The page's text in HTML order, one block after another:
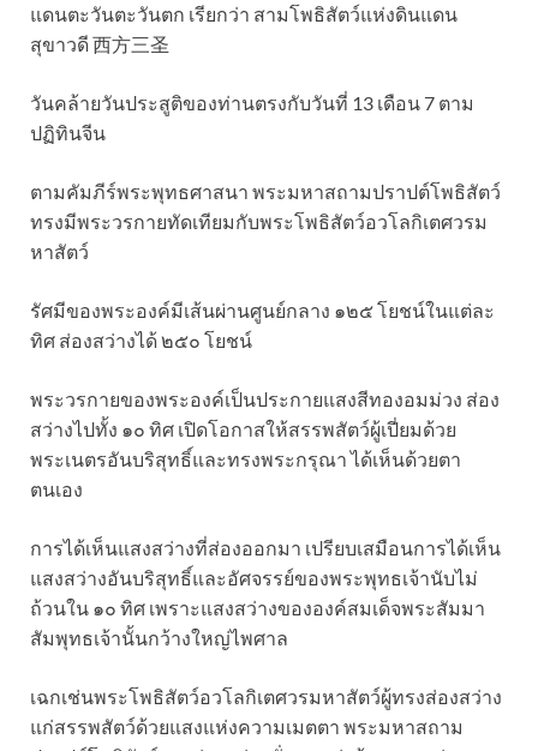
แดนตะวันตะวันตก เรียกว่า สามโพธิสัตว์แห่งดินแดน
สุขาวดี 西方三圣
วันคล้ายวันประสูติของท่านตรงกับวันที่ 13 เดือน 7 ตาม
ปฏิทินจีน
ตามคัมภีร์พระพุทธศาสนา พระมหาสถามปราปต์โพธิสัตว์
ทรงมีพระวรกายทัดเทียมกับพระโพธิสัตว์อวโลกิเตศวรม
หาสัตว์
รัศมีของพระองค์มีเส้นผ่านศูนย์กลาง ๑๒๕ โยชน์ในแต่ละ
ทิศ ส่องสว่างได้ ๒๕๐ โยชน์
พระวรกายของพระองค์เป็นประกายแสงสีทองอมม่วง ส่อง
สว่างไปทั้ง ๑๐ ทิศ เปิดโอกาสให้สรรพสัตว์ผู้เปี่ยมด้วย
พระเนตรอันบริสุทธิ์และทรงพระกรุณา ได้เห็นด้วยตา
ตนเอง
การได้เห็นแสงสว่างที่ส่องออกมา เปรียบเสมือนการได้เห็น
แสงสว่างอันบริสุทธิ์และอัศจรรย์ของพระพุทธเจ้านับไม่
ถ้วนใน ๑๐ ทิศ เพราะแสงสว่างขององค์สมเด็จพระสัมมา
สัมพุทธเจ้านั้นกว้างใหญ่ไพศาล
เฉกเช่นพระโพธิสัตว์อวโลกิเตศวรมหาสัตว์ผู้ทรงส่องสว่าง
แก่สรรพสัตว์ด้วยแสงแห่งความเมตตา พระมหาสถาม